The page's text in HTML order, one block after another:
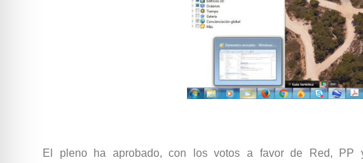
El pleno ha aprobado, con los votos a favor de Red,